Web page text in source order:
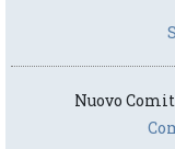
Nuovo